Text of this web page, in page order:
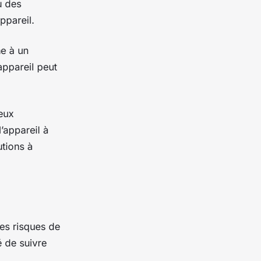
des
à un
peut
à
à
risques de
de suivre